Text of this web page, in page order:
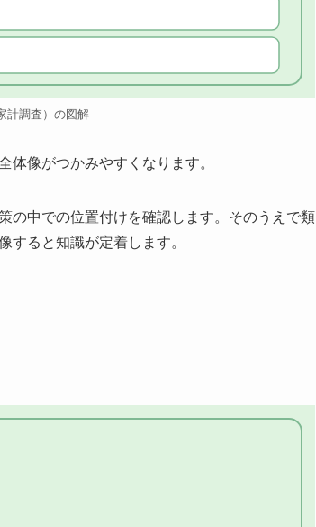
計調査）の図解
体像がつかみやすくなります。
の中での位置付けを確認します。そのうえで類
すると知識が定着します。